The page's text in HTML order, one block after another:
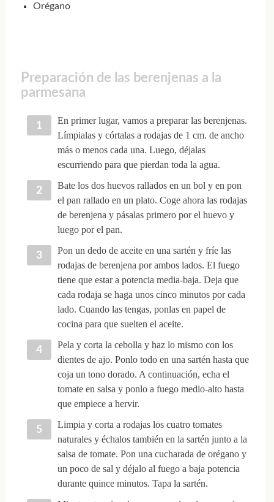
Orégano
Preparación de las berenjenas a la
parmesana
En primer lugar, vamos a preparar las berenjenas.
Límpialas y córtalas a rodajas de 1 cm. de ancho
más o menos cada una. Luego, déjalas
escurriendo para que pierdan toda la agua.
Bate los dos huevos rallados en un bol y en pon
el pan rallado en un plato. Coge ahora las rodajas
de berenjena y pásalas primero por el huevo y
luego por el pan.
Pon un dedo de aceite en una sartén y fríe las
rodajas de berenjena por ambos lados. El fuego
tiene que estar a potencia media-baja. Deja que
cada rodaja se haga unos cinco minutos por cada
lado. Cuando las tengas, ponlas en papel de
cocina para que suelten el aceite.
Pela y corta la cebolla y haz lo mismo con los
dientes de ajo. Ponlo todo en una sartén hasta que
coja un tono dorado. A continuación, echa el
tomate en salsa y ponlo a fuego medio-alto hasta
que empiece a hervir.
Limpia y corta a rodajas los cuatro tomates
naturales y échalos también en la sartén junto a la
salsa de tomate. Pon una cucharada de orégano y
un poco de sal y déjalo al fuego a baja potencia
durante quince minutos. Tapa la sartén.